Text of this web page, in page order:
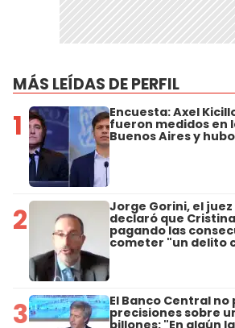
MÁS LEÍDAS DE PERFIL
1 Encuesta: Axel
fueron medidos en
Buenos Aires y
2 Jorge Gorini, el
declaró que
pagando las
cometer "un delito
3 El Banco Central no
precisiones sobre